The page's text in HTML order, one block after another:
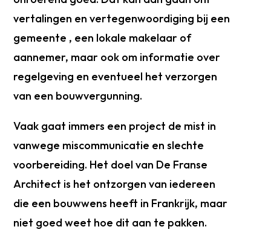
vertalingen en vertegenwoordiging bij een
gemeente , een lokale makelaar of
aannemer, maar ook om informatie over
regelgeving en eventueel het verzorgen
van een bouwvergunning.
Vaak gaat immers een project de mist in
vanwege miscommunicatie en slechte
voorbereiding. Het doel van De Franse
Architect is het ontzorgen van iedereen
die een bouwwens heeft in Frankrijk, maar
niet goed weet hoe dit aan te pakken.